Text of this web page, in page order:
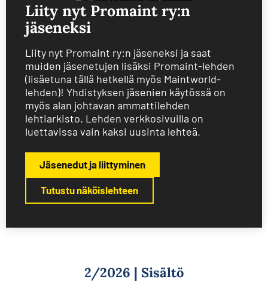
Liity nyt Promaint ry:n
jäseneksi
Liity nyt Promaint ry:n jäseneksi ja saat
muiden jäsenetujen lisäksi Promaint-lehden
(lisäetuna tällä hetkellä myös Maintworld-
lehden)! Yhdistyksen jäsenien käytössä on
myös alan johtavan ammattilehden
lehtiarkisto. Lehden verkkosivuilla on
luettavissa vain kaksi uusinta lehteä.
Jäsenedut ja liittyminen
Tutustu näköislehteen
2/2026 | Sisältö